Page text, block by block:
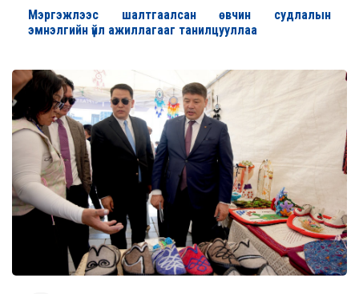
Мэргэжлээс шалтгаалсан өвчин судлалын
эмнэлгийн үйл ажиллагааг танилцууллаа